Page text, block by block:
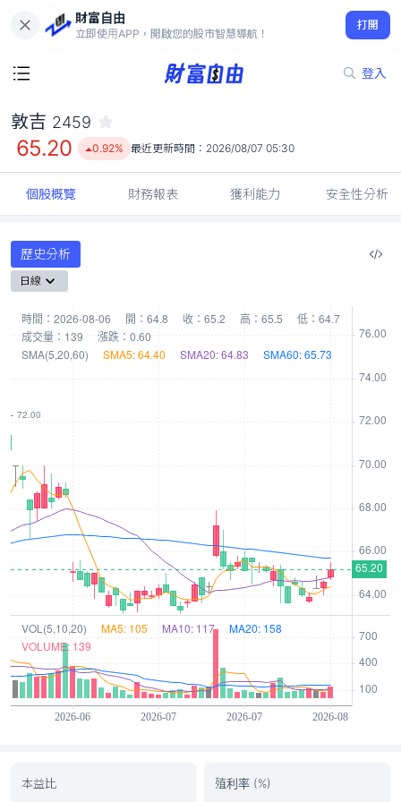
財富自由
立即使用APP，開啟您的股市智慧導航！
打開
登入
65.20
0.92%
敦吉 2459
65.20 0.92% 最近更新時間： 2026/08/07 05:30
個股概覽 財務報表 獲利能力 安全性分析
歷史分析
日線
本益比 殖利率 (%)